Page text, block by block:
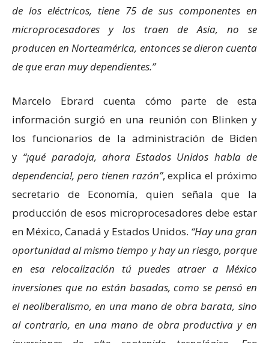
de los eléctricos, tiene 75 de sus componentes en
microprocesadores y los traen de Asia, no se
producen en Norteamérica, entonces se dieron cuenta
de que eran muy dependientes.
Marcelo Ebrard cuenta cómo parte de esta
información surgió en una reunión con Blinken y
los funcionarios de la administración de Biden
y
¡qué paradoja, ahora Estados Unidos habla de
dependencia!, pero tienen razón , explica el próximo
secretario de Economía, quien señala que la
producción de esos microprocesadores debe estar
en México, Canadá y Estados Unidos. Hay una gran
oportunidad al mismo tiempo y hay un riesgo, porque
en esa relocalización tú puedes atraer a México
inversiones que no están basadas, como se pensó en
el neoliberalismo, en una mano de obra barata, sino
al contrario, en una mano de obra productiva y en